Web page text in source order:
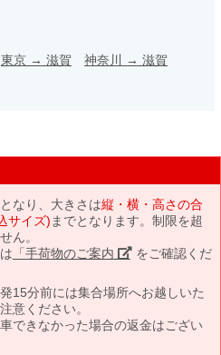
東京 → 滋賀 神奈川 → 滋賀
となり、大きさは縦・横・高さの合
サイズ) までとなります。制限を超
ん。
「手荷物のご案内」 をご確認くだ
15分前には集合場所へお越しいた
意ください。
できなかった場合の返金はござい